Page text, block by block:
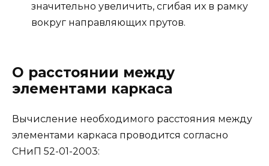
значительно увеличить, сгибая их в рамку
вокруг направляющих прутов.
О расстоянии между
элементами каркаса
Вычисление необходимого расстояния между
элементами каркаса проводится согласно
СНиП 52-01-2003: